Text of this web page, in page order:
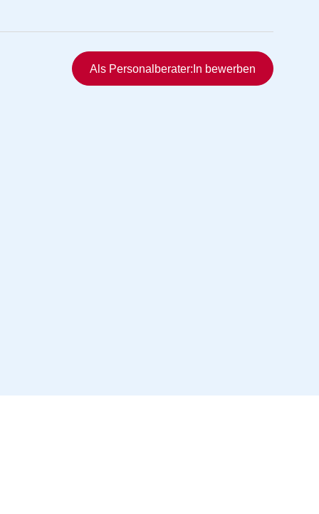
Schnellzugriff
Als Personalberater:In bewerben